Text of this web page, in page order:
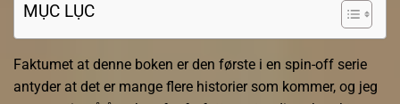
MỤC LỤC
Faktumet at denne boken er den første i en spin-off serie
antyder at det er mange flere historier som kommer, og jeg